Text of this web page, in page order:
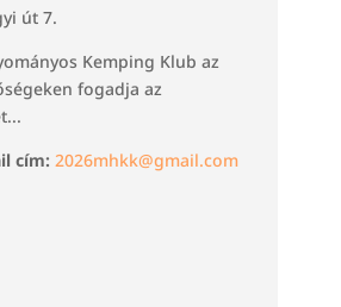
út 7.
Kemping Klub az
fogadja az
cím: 2026mhkk@gmail.com